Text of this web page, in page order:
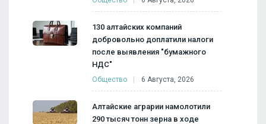
130 алтайских компаний
добровольно доплатили налоги
после выявления "бумажного
НДС"
Общество 6 Августа, 2026
Алтайские аграрии намолотили
290 тысяч тонн зерна в ходе